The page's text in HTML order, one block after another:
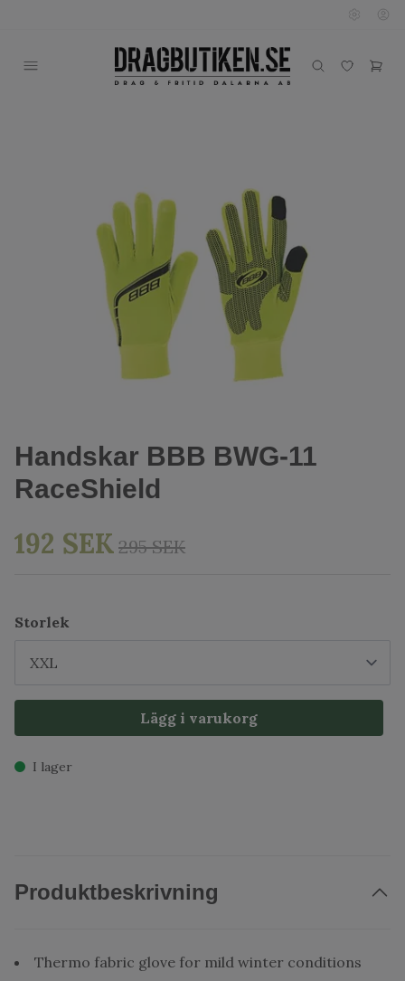
Handskar BBB BWG-11
RaceShield
192 SEK 295 SEK
Storlek
Lägg i varukorg
I lager
Produktbeskrivning
Thermo fabric glove for mild winter conditions